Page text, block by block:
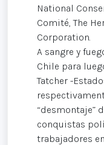
National
Comité, The
Corporation.
A sangre y
Chile para
Tatcher -
“desmontaje”
conquistas
trabajadores